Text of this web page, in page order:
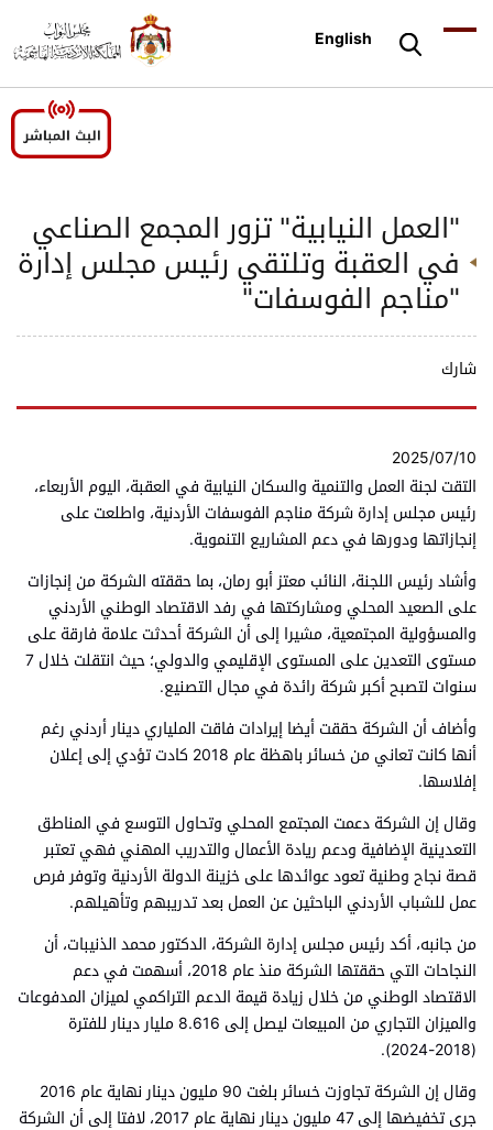
English
"العمل النيابية" تزور المجمع الصناعي
في العقبة وتلتقي رئيس مجلس إدارة
"مناجم الفوسفات"
شارك
2025/07/10
التقت لجنة العمل والتنمية والسكان النيابية في العقبة، اليوم الأربعاء،
رئيس مجلس إدارة شركة مناجم الفوسفات الأردنية، واطلعت على
إنجازاتها ودورها في دعم المشاريع التنموية.
وأشاد رئيس اللجنة، النائب معتز أبو رمان، بما حققته الشركة من إنجازات
على الصعيد المحلي ومشاركتها في رفد الاقتصاد الوطني الأردني
والمسؤولية المجتمعية، مشيرا إلى أن الشركة أحدثت علامة فارقة على
مستوى التعدين على المستوى الإقليمي والدولي؛ حيث انتقلت خلال 7
سنوات لتصبح أكبر شركة رائدة في مجال التصنيع.
وأضاف أن الشركة حققت أيضا إيرادات فاقت الملياري دينار أردني رغم
أنها كانت تعاني من خسائر باهظة عام 2018 كادت تؤدي إلى إعلان
إفلاسها.
وقال إن الشركة دعمت المجتمع المحلي وتحاول التوسع في المناطق
التعدينية الإضافية ودعم ريادة الأعمال والتدريب المهني فهي تعتبر
قصة نجاح وطنية تعود عوائدها على خزينة الدولة الأردنية وتوفر فرص
عمل للشباب الأردني الباحثين عن العمل بعد تدريبهم وتأهيلهم.
من جانبه، أكد رئيس مجلس إدارة الشركة، الدكتور محمد الذنيبات، أن
النجاحات التي حققتها الشركة منذ عام 2018، أسهمت في دعم
الاقتصاد الوطني من خلال زيادة قيمة الدعم التراكمي لميزان المدفوعات
والميزان التجاري من المبيعات ليصل إلى 8.616 مليار دينار للفترة
(2018-2024).
وقال إن الشركة تجاوزت خسائر بلغت 90 مليون دينار نهاية عام 2016
جرى تخفيضها إلى 47 مليون دينار نهاية عام 2017، لافتا إلى أن الشركة